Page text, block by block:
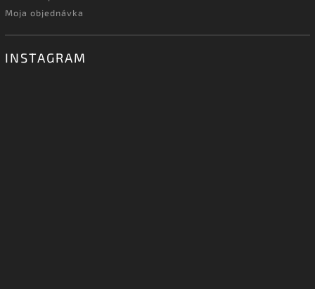
Moja objednávka
INSTAGRAM